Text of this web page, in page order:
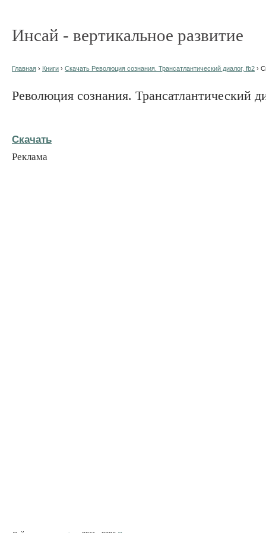
Инсай - вертикальное развитие
Главная › Книги › Скачать Революция сознания. Трансатлантический диалог, fb2 ›
Революция сознания. Трансатлантический
Скачать
Реклама